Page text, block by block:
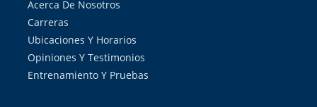
Acerca De Nosotros
Carreras
Ubicaciones Y Horarios
Opiniones Y Testimonios
Entrenamiento Y Pruebas